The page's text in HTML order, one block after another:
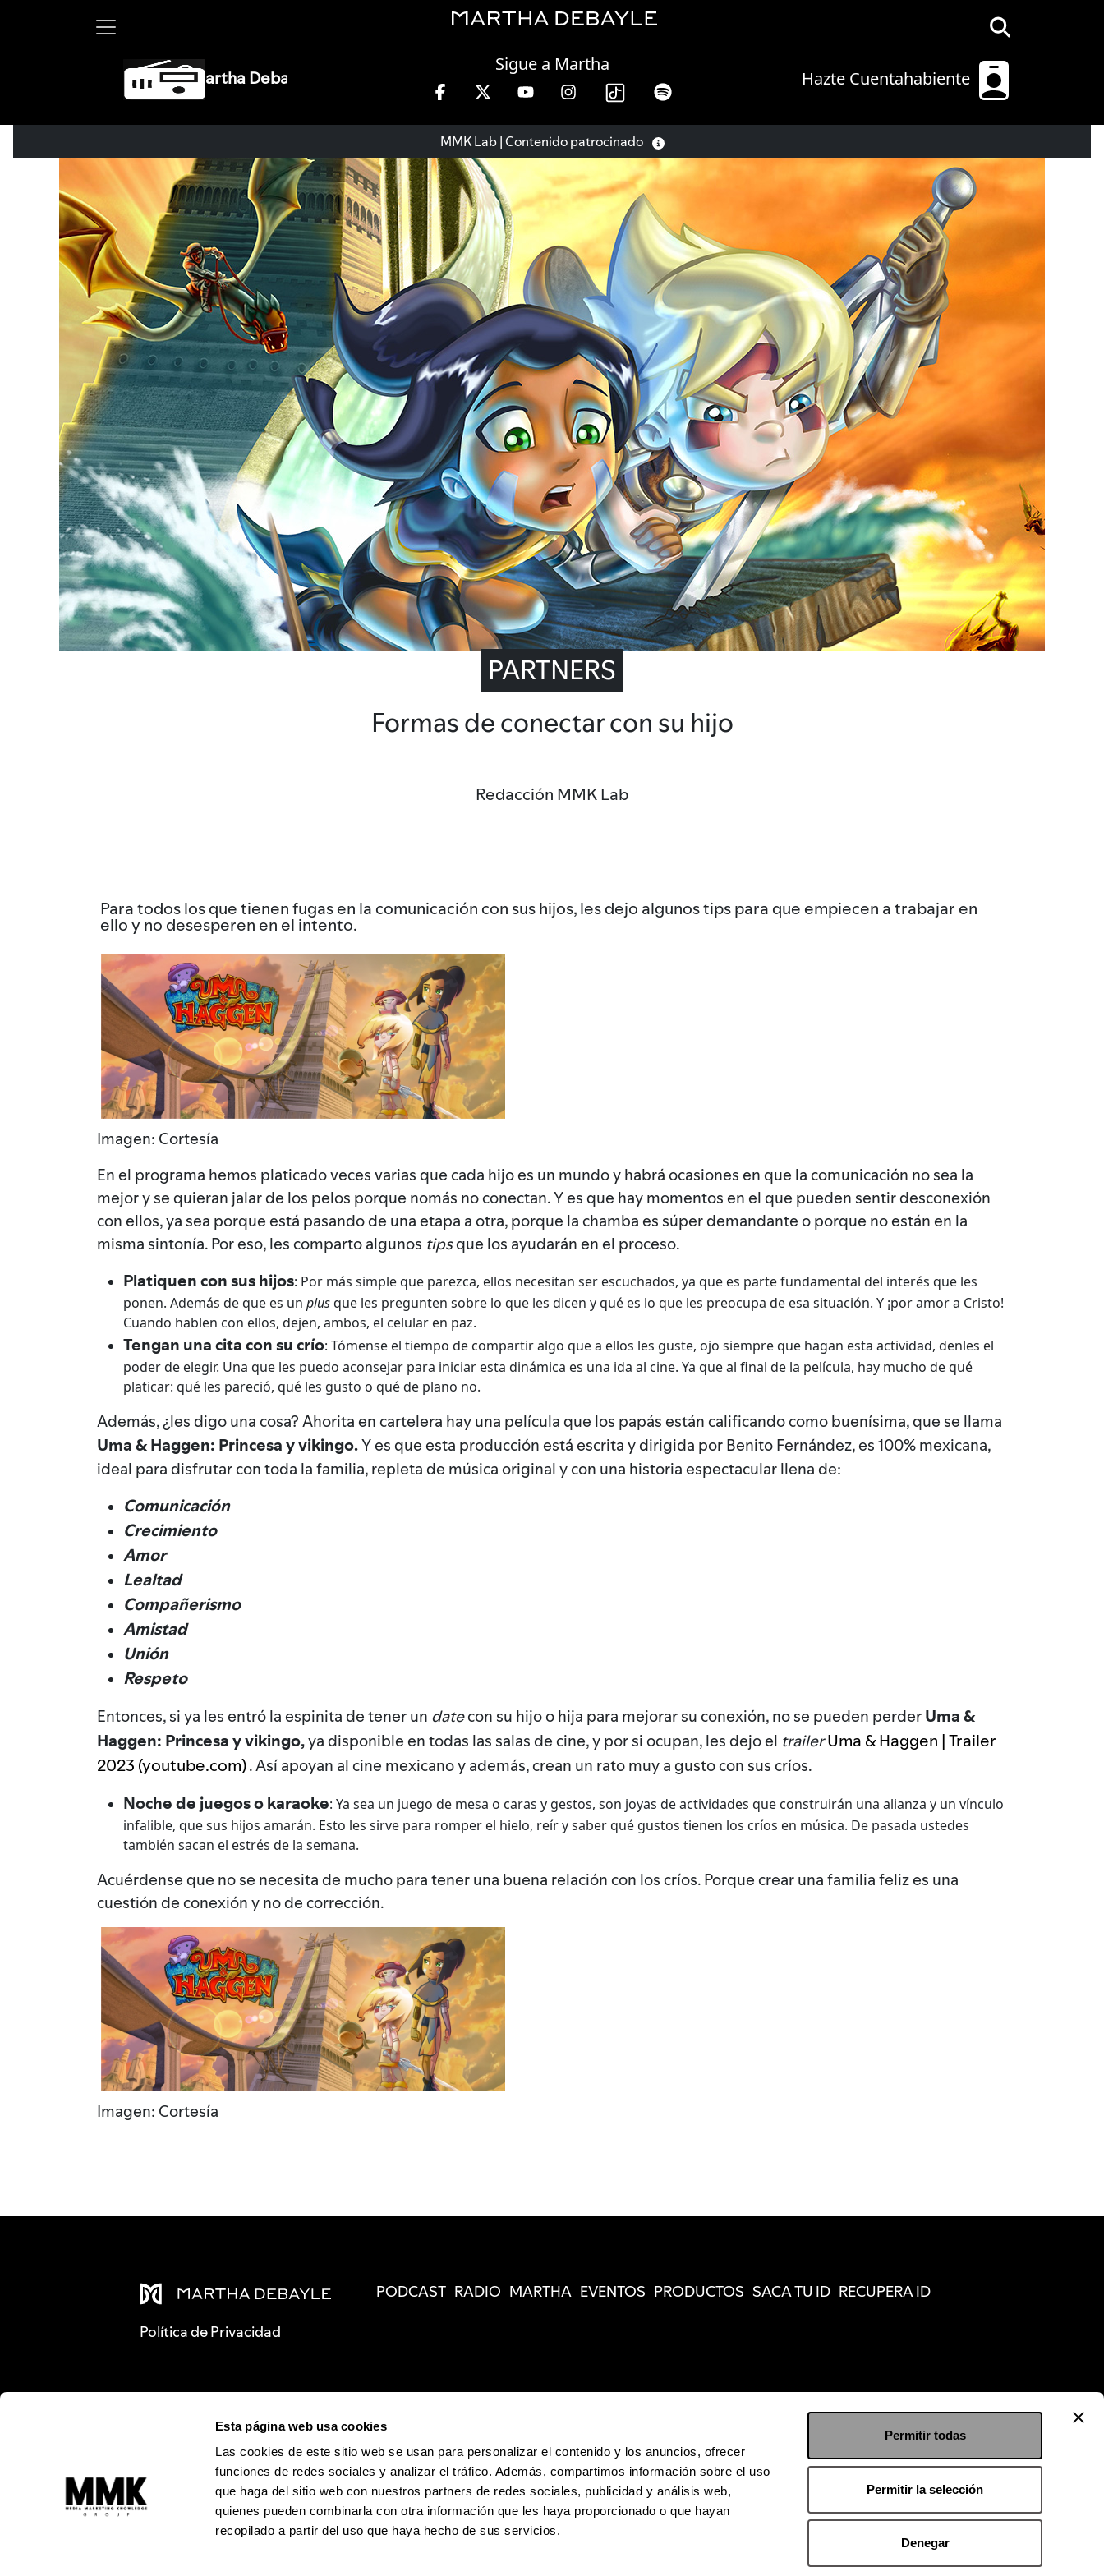
Esta página web usa cookies
Las cookies de este sitio web se usan para personalizar el contenido y los anuncios, ofrecer
funciones de redes sociales y analizar el tráfico. Además, compartimos información sobre el uso
que haga del sitio web con nuestros partners de redes sociales, publicidad y análisis web,
quienes pueden combinarla con otra información que les haya proporcionado o que hayan
recopilado a partir del uso que haya hecho de sus servicios.
Permitir todas
Permitir la selección
Denegar
Hazte Cuentahabiente
Sigue a Martha
Martha Debayle en W, lunes a viernes de 10 a 13 hrs.
MMK Lab | Contenido patrocinado
PARTNERS
Formas de conectar con su hijo
Redacción MMK Lab
Para todos los que tienen fugas en la comunicación con sus hijos, les dejo algunos tips para que empiecen a trabajar en
ello y no desesperen en el intento.
Imagen: Cortesía
En el programa hemos platicado veces varias que cada hijo es un mundo y habrá ocasiones en que la comunicación no sea la
mejor y se quieran jalar de los pelos porque nomás no conectan. Y es que hay momentos en el que pueden sentir desconexión
con ellos, ya sea porque está pasando de una etapa a otra, porque la chamba es súper demandante o porque no están en la
misma sintonía. Por eso, les comparto algunos tipsque los ayudarán en el proceso.
Platiquen con sus hijos: Por más simple que parezca, ellos necesitan ser escuchados, ya que es parte fundamental del interés que les
ponen. Además de que es un plusque les pregunten sobre lo que les dicen y qué es lo que les preocupa de esa situación. Y ¡por amor a Cristo!
Cuando hablen con ellos, dejen, ambos, el celular en paz.
Tengan una cita con su crío: Tómense el tiempo de compartir algo que a ellos les guste, ojo siempre que hagan esta actividad, denles el
poder de elegir. Una que les puedo aconsejar para iniciar esta dinámica es una ida al cine. Ya que al final de la película, hay mucho de qué
platicar: qué les pareció, qué les gusto o qué de plano no.
Además, ¿les digo una cosa? Ahorita en cartelera hay una película que los papás están calificando como buenísima, que se llama
Uma & Haggen: Princesa y vikingo.Y es que esta producción está escrita y dirigida por Benito Fernández, es 100% mexicana,
ideal para disfrutar con toda la familia, repleta de música original y con una historia espectacular llena de:
Comunicación
Crecimiento
Amor
Lealtad
Compañerismo
Amistad
Unión
Respeto
Entonces, si ya les entró la espinita de tener un datecon su hijo o hija para mejorar su conexión, no se pueden perderUma &
Haggen: Princesa y vikingo,ya disponible en todas las salas de cine, y por si ocupan, les dejo el trailerUma & Haggen | Trailer
2023 (youtube.com). Así apoyan al cine mexicano y además, crean un rato muy a gusto con sus críos.
Noche de juegos o karaoke: Ya sea un juego de mesa o caras y gestos, son joyas de actividades que construirán una alianza y un vínculo
infalible, que sus hijos amarán. Esto les sirve para romper el hielo, reír y saber qué gustos tienen los críos en música. De pasada ustedes
también sacan el estrés de la semana.
Acuérdense que no se necesita de mucho para tener una buena relación con los críos. Porque crear una familia feliz es una
cuestión de conexión y no de corrección.
Imagen: Cortesía
Política de Privacidad
PODCAST RADIO MARTHA EVENTOS PRODUCTOS SACA TU ID RECUPERA ID